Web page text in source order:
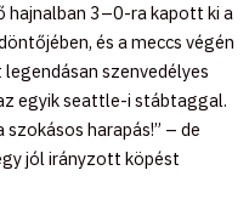
hajnalban 3–0-ra kapott ki a
és a meccs végén
szenvedélyes
egyik seattle-i stábtaggal.
harapás!” – de
jól irányzott köpést